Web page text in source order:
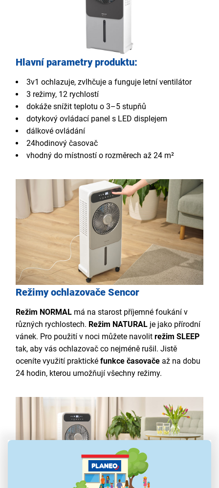
Hlavní parametry produktu:
3v1 ochlazuje, zvlhčuje a funguje letní ventilátor
3 režimy, 12 rychlostí
dokáže snížit teplotu o 3–5 stupňů
dotykový ovládací panel s LED displejem
dálkové ovládání
24hodinový časovač
vhodný do místností o rozměrech až 24 m²
Režimy ochlazovače Sencor
Režim NORMAL má na starost příjemné foukání v
různých rychlostech. Režim NATURAL je jako přírodní
vánek. Pro použití v noci můžete navolit režim SLEEP
tak, aby vás ochlazovač co nejméně rušil. Jistě
oceníte využití praktické funkce časovače až na dobu
24 hodin, kterou umožňují všechny režimy.